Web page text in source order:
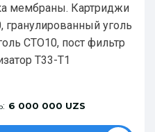
мембраны. Картриджи
уголь
CTO10, пост фильтр
Т33-Т1
6 000 000 UZS